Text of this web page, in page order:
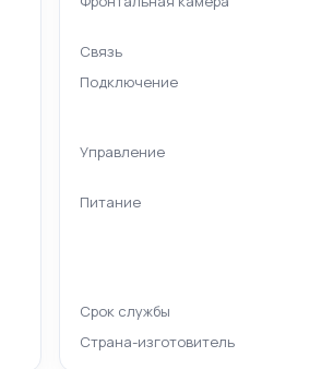
Связь
Подключение
Управление
Питание
Срок службы
Страна-изготовитель